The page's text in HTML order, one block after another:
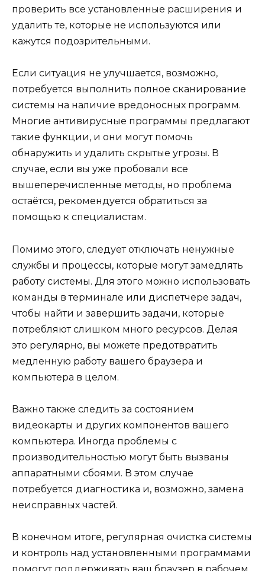
проверить все установленные расширения и
удалить те, которые не используются или
кажутся подозрительными.
Если ситуация не улучшается, возможно,
потребуется выполнить полное сканирование
системы на наличие вредоносных программ.
Многие антивирусные программы предлагают
такие функции, и они могут помочь
обнаружить и удалить скрытые угрозы. В
случае, если вы уже пробовали все
вышеперечисленные методы, но проблема
остаётся, рекомендуется обратиться за
помощью к специалистам.
Помимо этого, следует отключать ненужные
службы и процессы, которые могут замедлять
работу системы. Для этого можно использовать
команды в терминале или диспетчере задач,
чтобы найти и завершить задачи, которые
потребляют слишком много ресурсов. Делая
это регулярно, вы можете предотвратить
медленную работу вашего браузера и
компьютера в целом.
Важно также следить за состоянием
видеокарты и других компонентов вашего
компьютера. Иногда проблемы с
производительностью могут быть вызваны
аппаратными сбоями. В этом случае
потребуется диагностика и, возможно, замена
неисправных частей.
В конечном итоге, регулярная очистка системы
и контроль над установленными программами